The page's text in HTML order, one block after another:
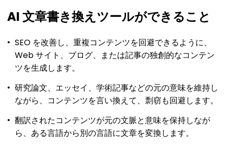
AI 文章書き換えツールができること
SEO を改善し、重複コンテンツを回避できるように、
Web サイト、ブログ、または記事の独創的なコンテン
ツを生成します。
研究論文、エッセイ、学術記事などの元の意味を維持し
ながら、コンテンツを言い換えて、剽窃も回避します。
翻訳されたコンテンツが元の文脈と意味を保持しなが
ら、ある言語から別の言語に文章を変換します。